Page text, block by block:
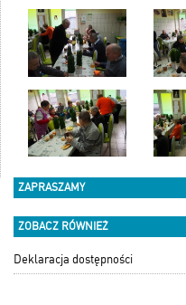
ZAPRASZAMY
ZOBACZ RÓWNIEŻ
Deklaracja dostępności